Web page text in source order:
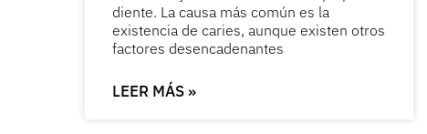
diente. La causa más común es la
existencia de caries, aunque existen otros
factores desencadenantes
LEER MÁS »